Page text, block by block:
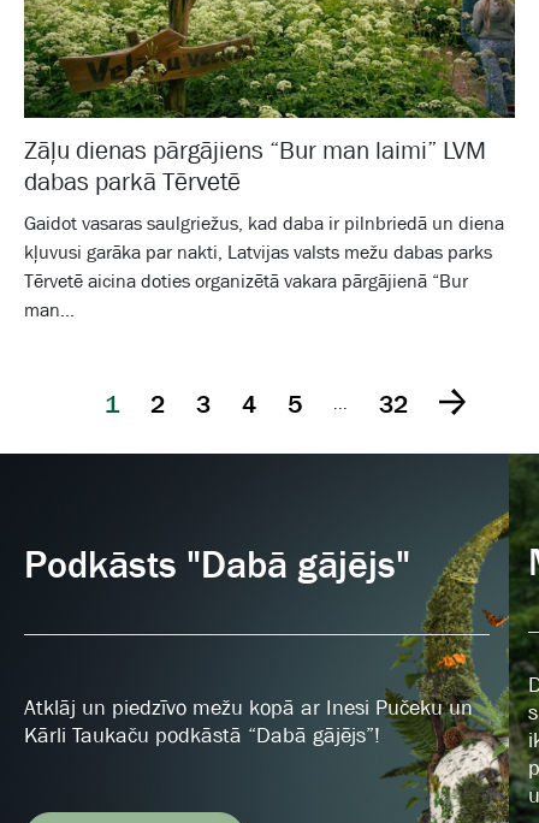
Zāļu dienas pārgājiens “Bur man laimi” LVM
dabas parkā Tērvetē
Gaidot vasaras saulgriežus, kad daba ir pilnbriedā un diena
kļuvusi garāka par nakti, Latvijas valsts mežu dabas parks
Tērvetē aicina doties organizētā vakara pārgājienā “Bur
man...
1 2 3 4 5 32
Podkāsts "Dabā gājējs"
Atklāj un piedzīvo mežu kopā ar Inesi Pučeku un
Kārli Taukaču podkāstā “Dabā gājējs”!